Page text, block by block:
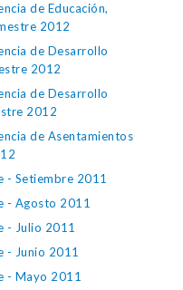
de Educación,
2012
de Desarrollo
2012
de Desarrollo
2012
de Asentamientos
- Setiembre 2011
- Agosto 2011
- Julio 2011
- Junio 2011
- Mayo 2011